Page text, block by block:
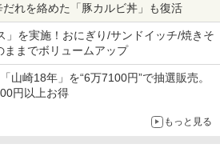
れを絡めた「豚カルビ丼」も復活
」を実施！おにぎり/サンドイッチ/焼きそ
ままでボリュームアップ
山崎18年」を“6万7100円”で抽選販売。
円以上お得
もっと見る